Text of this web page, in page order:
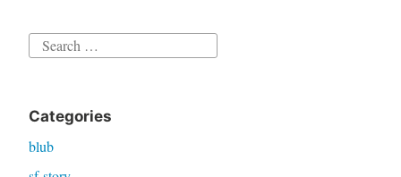
Search
Categories
blub